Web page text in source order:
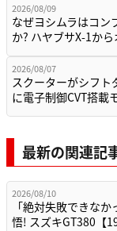
2026/08/09
なぜヨシムラはコン
か? ハヤブサX-1か
2026/08/07
スクーターがシフト
に電子制御CVT搭載
最新の関連記
2026/08/10
「絶対失敗できな
悟! スズキGT380【